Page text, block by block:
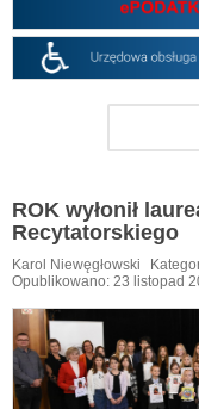
ROK wyłonił
Recytatorskiego
Karol Niewęgłowski
Opublikowano: 23 listopad